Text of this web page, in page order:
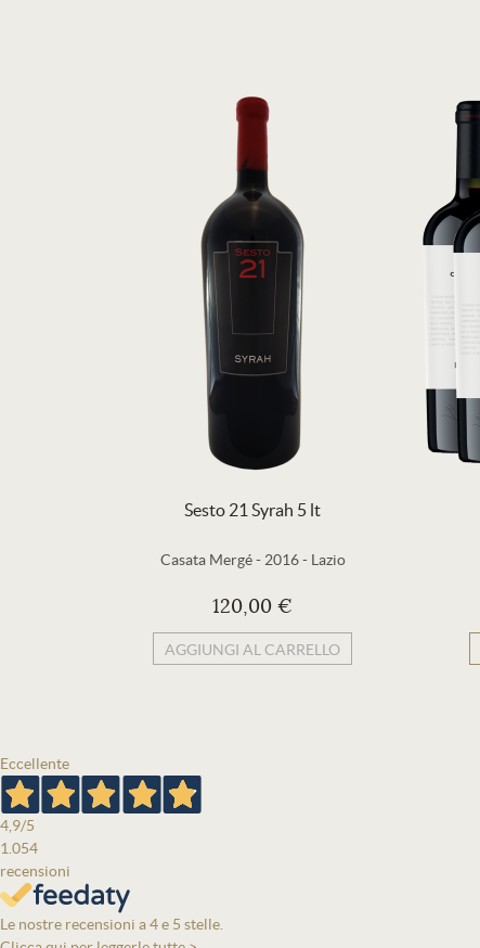
Sesto 21 Syrah 5 lt
Casata Mergé - 2016- Lazio
120,00 €
AGGIUNGI AL CARRELLO
Eccellente
4,9/5
1.054
recensioni
Le nostre recensioni a 4 e 5 stelle.